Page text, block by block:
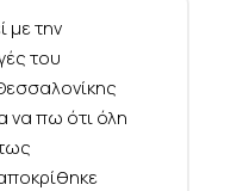
με την
του
να πω ότι όλη